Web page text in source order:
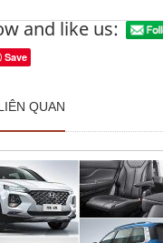
and like us:
Save
QUAN